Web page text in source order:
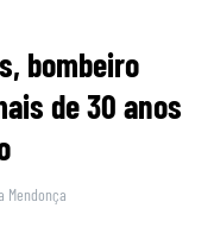
bombeiro
de 30 anos
Mendonça